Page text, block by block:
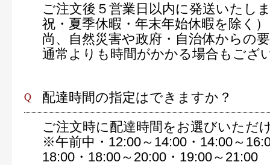
ご注文後５営業日以内に発送いたし
祝・夏季休暇・年末年始休暇を除く）
尚、自然災害や政府・自治体からの
通常よりも時間がかかる場合もござ
配達時間の指定はできますか？
ご注文時に配達時間をお選びいただ
※午前中・12:00～14:00・14:00～
18:00・18:00～20:00・19:00～21:00